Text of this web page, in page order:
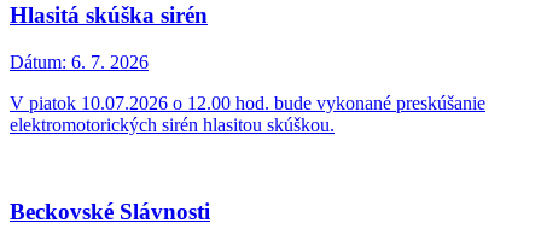
Hlasitá skúška sirén
Dátum: 6. 7. 2026
V piatok 10.07.2026 o 12.00 hod. bude vykonané preskúšanie
elektromotorických sirén hlasitou skúškou.
Beckovské Slávnosti